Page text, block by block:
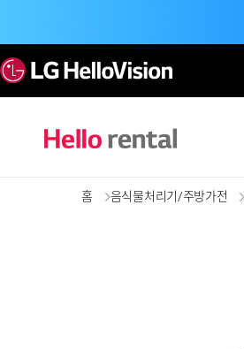
홈 음식물처리기/주방가전